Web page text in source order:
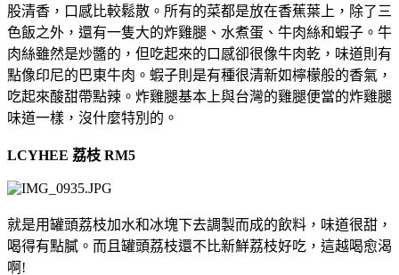
股清香，口感比較鬆散。所有的菜都是放在香蕉葉上，除了三
色飯之外，還有一隻大的炸雞腿、水煮蛋、牛肉絲和蝦子。牛
肉絲雖然是炒醬的，但吃起來的口感卻很像牛肉乾，味道則有
點像印尼的巴東牛肉。蝦子則是有種很清新如檸檬般的香氣，
吃起來酸甜帶點辣。炸雞腿基本上與台灣的雞腿便當的炸雞腿
味道一樣，沒什麼特別的。
LCYHEE 荔枝 RM5
就是用罐頭荔枝加水和冰塊下去調製而成的飲料，味道很甜，
喝得有點膩。而且罐頭荔枝還不比新鮮荔枝好吃，這越喝愈渴
啊!